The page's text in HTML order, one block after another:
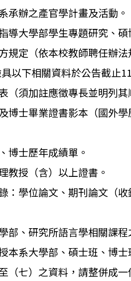
承辦之產官學計畫及活動。
導大學部學生專題研究、碩
規定（依本校教師聘任辦法
以下相關資料於公告截止
（須加註應徵專長並明列其
博士畢業證書影本（國外學
博士歷年成績單。
教授（含）以上證書。
學位論文、期刊論文（收
部、研究所語言學相關課程
本系大學部、碩士班、 博士
（七）之資料， 請整併成一